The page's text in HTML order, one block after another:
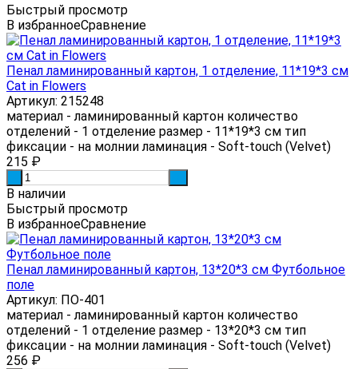
Быстрый просмотр
В избранноеСравнение
Пенал ламинированный картон, 1 отделение, 11*19*3 см
Cat in Flowers
Артикул: 215248
материал - ламинированный картон количество
отделений - 1 отделение размер - 11*19*3 см тип
фиксации - на молнии ламинация - Soft-touch (Velvet)
215 ₽
В наличии
Быстрый просмотр
В избранноеСравнение
Пенал ламинированный картон, 13*20*3 см Футбольное
поле
Артикул: ПО-401
материал - ламинированный картон количество
отделений - 1 отделение размер - 13*20*3 см тип
фиксации - на молнии ламинация - Soft-touch (Velvet)
256 ₽